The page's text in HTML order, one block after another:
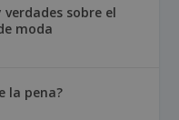
sobre el
moda
la pena?